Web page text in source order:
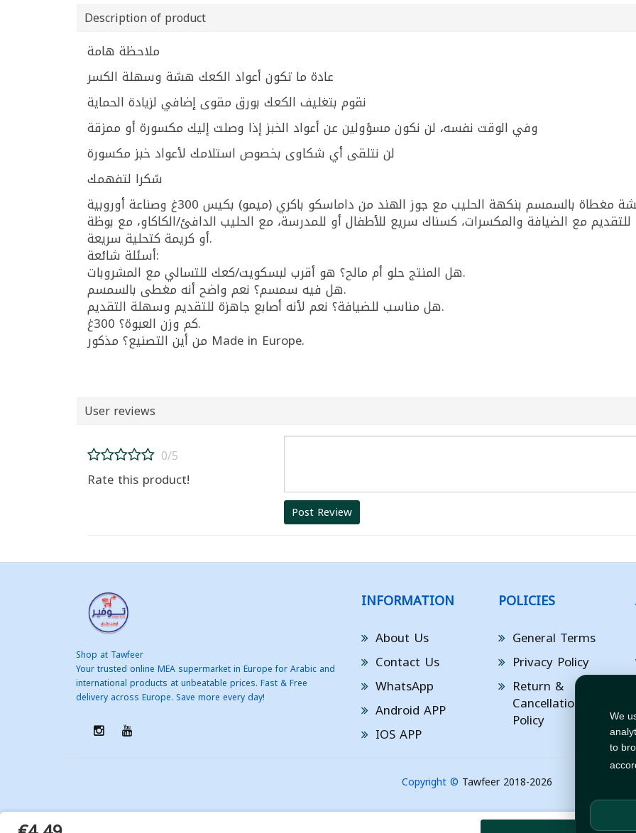
We
to
Description of product
ملاحظة هامة
عادة ما تكون أعواد الكعك هشة وسهلة الكسر
نقوم بتغليف الكعك بورق مقوى إضافي لزيادة الحماية
وفي الوقت نفسه، لن نكون مسؤولين عن أعواد الخبز إذا وصلت إليك مكسورة أو ممزقة
لن نتلقى أي شكاوى بخصوص استلامك لأعواد خبز مكسورة
شكرا لتفهمك
للتقديم مع الضيافة والمكسرات، كسناك سريع للأطفال أو للمدرسة، مع الحليب الدافئ/الكاكاو، مع بوظة
أو كريمة كتحلية سريعة.
أسئلة شائعة:
هل المنتج حلو أم مالح؟ هو أقرب لبسكويت/كعك للتسالي مع المشروبات.
هل فيه سمسم؟ نعم واضح أنه مغطى بالسمسم.
هل مناسب للضيافة؟ نعم لأنه أصابع جاهزة للتقديم وسهلة التقديم.
كم وزن العبوة؟ 300غ.
من أين التصنيع؟ مذكور Made in Europe.
User reviews
0/5
Rate this product!
Post Review
Shop at Tawfeer
Your trusted online MEA supermarket in Europe for Arabic and
international products at unbeatable prices. Fast & Free
delivery across Europe. Save more every day!
INFORMATION
About Us
Contact Us
WhatsApp
Android APP
IOS APP
POLICIES
General Terms
Privacy Policy
Return &
Cancellation
Policy
Copyright © Tawfeer 2018-2026